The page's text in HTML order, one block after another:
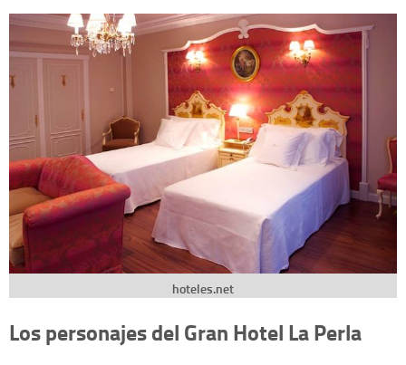
hoteles.net
Los personajes del Gran Hotel La Perla